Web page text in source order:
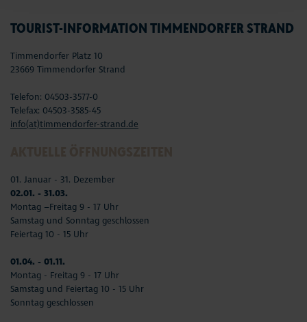
TOURIST-INFORMATION TIMMENDORFER STRAND
Timmendorfer Platz 10
23669 Timmendorfer Strand
Telefon: 04503-3577-0
Telefax: 04503-3585-45
info(at)timmendorfer-strand.de
01. Januar - 31. Dezember
02.01. - 31.03.
Montag –Freitag 9 - 17 Uhr
Samstag und Sonntag geschlossen
Feiertag 10 - 15 Uhr
01.04. - 01.11.
Montag - Freitag 9 - 17 Uhr
Samstag und Feiertag 10 - 15 Uhr
Sonntag geschlossen